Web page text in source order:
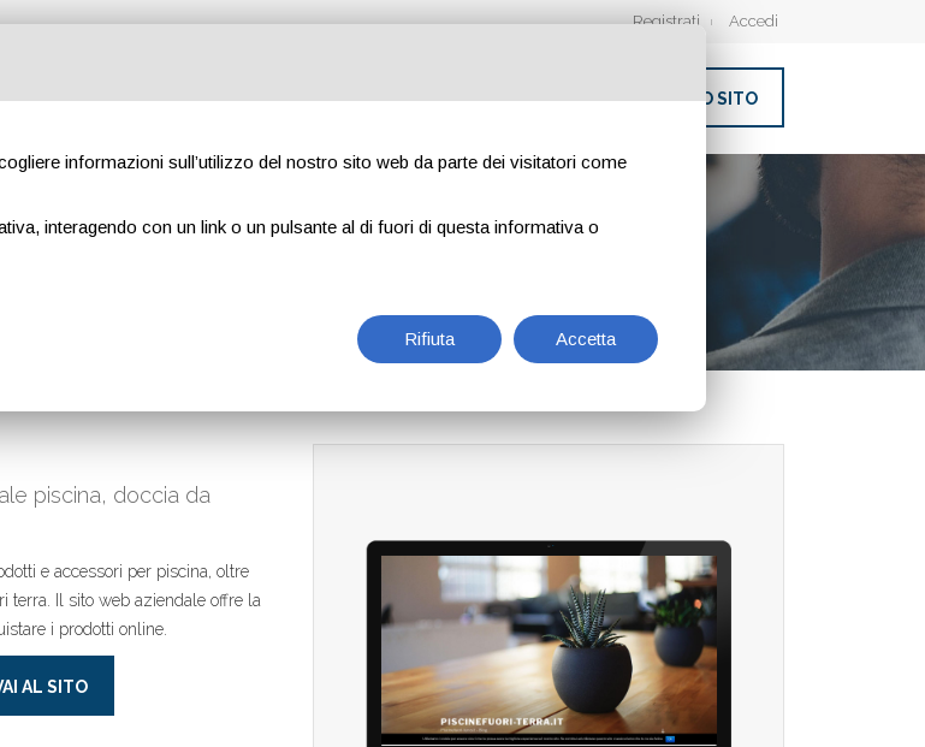
Registrati Accedi
INSERISCI IL TUO SITO
piscina, doccia da
e accessori per piscina, oltre
terra. Il sito web aziendale offre la
i prodotti online.
AL SITO
informazioni sull’utilizzo del nostro sito web da parte dei visitatori come
interagendo con un link o un pulsante al di fuori di questa informativa o
Rifiuta Accetta